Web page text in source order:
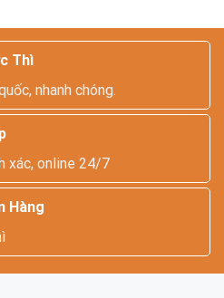
Thì
nhanh chóng.
xác, online 24/7
Hàng